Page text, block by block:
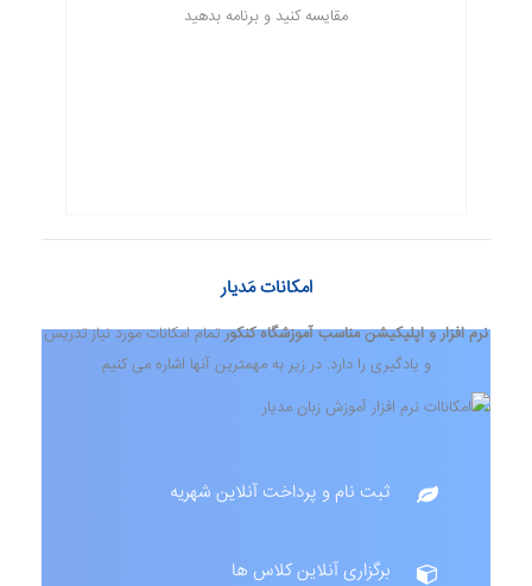
مقایسه کنید و برنامه بدهید
امکانات مَدیار
نرم افزار و اپلیکیشن مناسب آموزشگاه کنکورتمام امکانات مورد نیاز تدریس
و یادگیری را دارد. در زیر به مهمترین آنها اشاره می کنیم
ثبت نام و پرداخت آنلاین شهریه
برگزاری آنلاین کلاس ها